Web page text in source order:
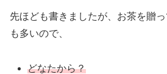
先ほども書きましたが、お茶を贈
も多いので、
どなたから？